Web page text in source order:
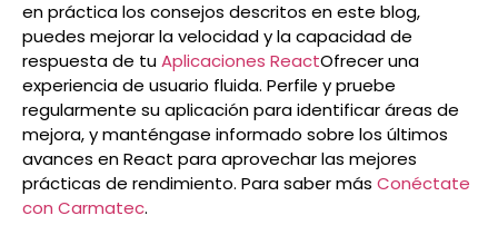
en práctica los consejos descritos en este blog,
puedes mejorar la velocidad y la capacidad de
respuesta de tuAplicaciones ReactOfrecer una
experiencia de usuario fluida. Perfile y pruebe
regularmente su aplicación para identificar áreas de
mejora, y manténgase informado sobre los últimos
avances en React para aprovechar las mejores
prácticas de rendimiento. Para saber más Conéctate
con Carmatec.